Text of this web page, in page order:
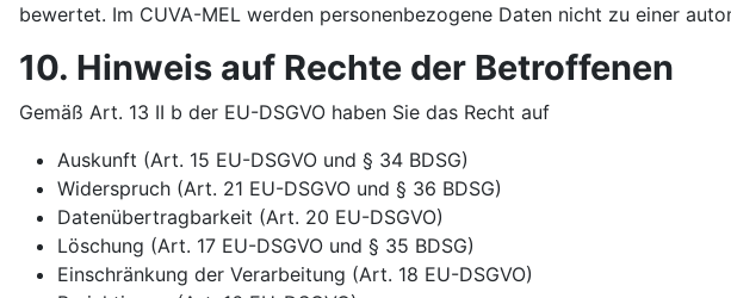
bewertet. Im CUVA-MEL werden personenbezogene Daten nicht zu einer
10. Hinweis auf Rechte der Betroffenen
Gemäß Art. 13 II b der EU-DSGVO haben Sie das Recht auf
Auskunft (Art. 15 EU-DSGVO und § 34 BDSG)
Widerspruch (Art. 21 EU-DSGVO und § 36 BDSG)
Datenübertragbarkeit (Art. 20 EU-DSGVO)
Löschung (Art. 17 EU-DSGVO und § 35 BDSG)
Einschränkung der Verarbeitung (Art. 18 EU-DSGVO)